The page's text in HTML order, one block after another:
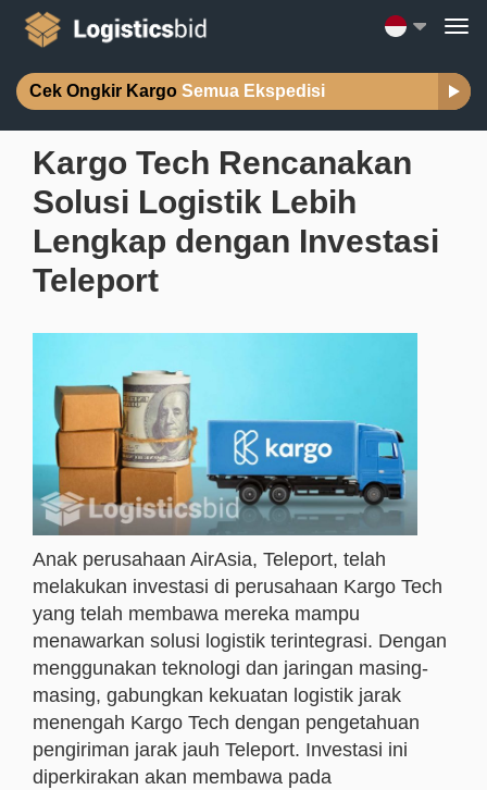
Cek Ongkir Kargo Semua Ekspedisi
Kargo Tech Rencanakan
Solusi Logistik Lebih
Lengkap dengan Investasi
Teleport
Anak perusahaan AirAsia, Teleport, telah
melakukan investasi di perusahaan Kargo Tech
yang telah membawa mereka mampu
menawarkan solusi logistik terintegrasi. Dengan
menggunakan teknologi dan jaringan masing-
masing, gabungkan kekuatan logistik jarak
menengah Kargo Tech dengan pengetahuan
pengiriman jarak jauh Teleport. Investasi ini
diperkirakan akan membawa pada